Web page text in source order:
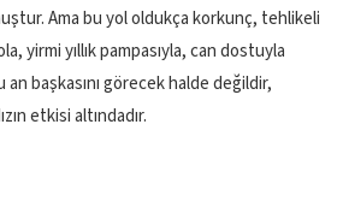
Ama bu yol oldukça korkunç, tehlikeli
yirmi yıllık pampasıyla, can dostuyla
başkasını görecek halde değildir,
etkisi altındadır.